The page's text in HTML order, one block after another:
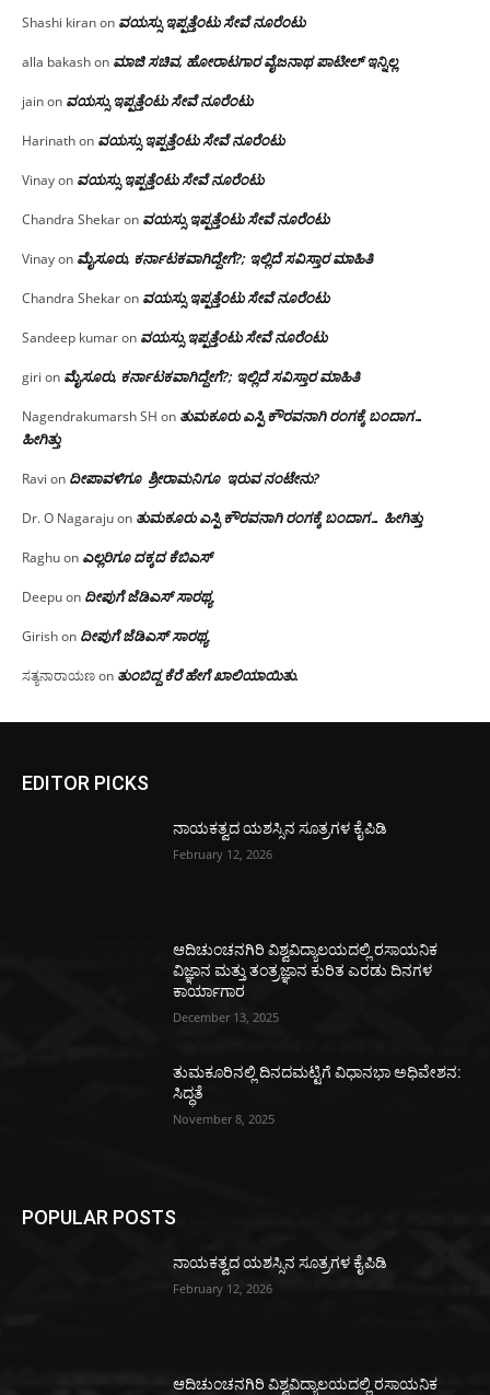
Shashi kiranon ವಯಸ್ಸು ಇಪ್ಪತ್ತೆಂಟು ಸೇವೆ ನೂರೆಂಟು
alla bakashon ಮಾಜಿ ಸಚಿವ, ಹೋರಾಟಗಾರ ವೈಜನಾಥ ಪಾಟೀಲ್ ಇನ್ನಿಲ್ಲ
jainon ವಯಸ್ಸು ಇಪ್ಪತ್ತೆಂಟು ಸೇವೆ ನೂರೆಂಟು
Harinathon ವಯಸ್ಸು ಇಪ್ಪತ್ತೆಂಟು ಸೇವೆ ನೂರೆಂಟು
Vinayon ವಯಸ್ಸು ಇಪ್ಪತ್ತೆಂಟು ಸೇವೆ ನೂರೆಂಟು
Chandra Shekaron ವಯಸ್ಸು ಇಪ್ಪತ್ತೆಂಟು ಸೇವೆ ನೂರೆಂಟು
Vinayon ಮೈಸೂರು, ಕರ್ನಾಟಕವಾಗಿದ್ದೇಗೆ?; ಇಲ್ಲಿದೆ ಸವಿಸ್ತಾರ ಮಾಹಿತಿ
Chandra Shekaron ವಯಸ್ಸು ಇಪ್ಪತ್ತೆಂಟು ಸೇವೆ ನೂರೆಂಟು
Sandeep kumaron ವಯಸ್ಸು ಇಪ್ಪತ್ತೆಂಟು ಸೇವೆ ನೂರೆಂಟು
giri on ಮೈಸೂರು, ಕರ್ನಾಟಕವಾಗಿದ್ದೇಗೆ?; ಇಲ್ಲಿದೆ ಸವಿಸ್ತಾರ ಮಾಹಿತಿ
Nagendrakumarsh SH on ತುಮಕೂರು ಎಸ್ಪಿ ಕೌರವನಾಗಿ ರಂಗಕ್ಕೆ ಬಂದಾಗ…
ಹೀಗಿತ್ತು
Ravi on ದೀಪಾವಳಿಗೂ ಶ್ರೀರಾಮನಿಗೂ ಇರುವ ನಂಟೇನು?
Dr. O Nagarajuon ತುಮಕೂರು ಎಸ್ಪಿ ಕೌರವನಾಗಿ ರಂಗಕ್ಕೆ ಬಂದಾಗ… ಹೀಗಿತ್ತು
Raghuon ಎಲ್ಲರಿಗೂ ದಕ್ಕದ ಕೆಬಿಎಸ್
Deepuon ದೀಪುಗೆ ಜೆಡಿಎಸ್ ಸಾರಥ್ಯ
Girishon ದೀಪುಗೆ ಜೆಡಿಎಸ್ ಸಾರಥ್ಯ
ಸತ್ಯನಾರಾಯಣon ತುಂಬಿದ್ದ ಕೆರೆ ಹೇಗೆ ಖಾಲಿಯಾಯಿತು.
EDITOR PICKS
ನಾಯಕತ್ವದ ಯಶಸ್ಸಿನ ಸೂತ್ರಗಳ ಕೈಪಿಡಿ
February 12, 2026
ಆದಿಚುಂಚನಗಿರಿ ವಿಶ್ವವಿದ್ಯಾಲಯದಲ್ಲಿ ರಸಾಯನಿಕ
ವಿಜ್ಞಾನ ಮತ್ತು ತಂತ್ರಜ್ಞಾನ ಕುರಿತ ಎರಡು ದಿನಗಳ
ಕಾರ್ಯಾಗಾರ
December 13, 2025
ತುಮಕೂರಿನಲ್ಲಿ ದಿನದಮಟ್ಟಿಗೆ ವಿಧಾನಭಾ ಅಧಿವೇಶನ:
ಸಿದ್ಧತೆ
November 8, 2025
POPULAR POSTS
ನಾಯಕತ್ವದ ಯಶಸ್ಸಿನ ಸೂತ್ರಗಳ ಕೈಪಿಡಿ
February 12, 2026
ಆದಿಚುಂಚನಗಿರಿ ವಿಶ್ವವಿದ್ಯಾಲಯದಲ್ಲಿ ರಸಾಯನಿಕ